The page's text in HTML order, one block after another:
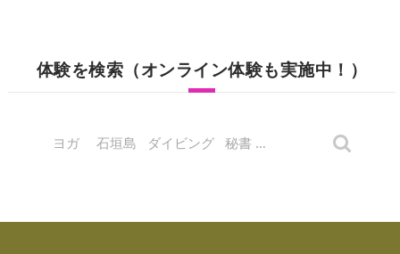
体験を検索（オンライン体験も実施中！）